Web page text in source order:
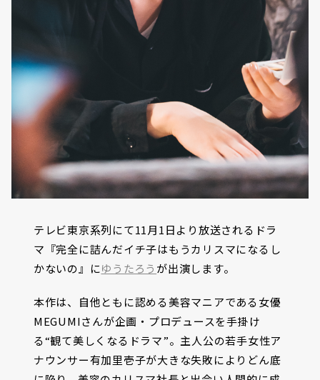
テレビ東京系列にて11月1日より放送されるドラ
マ『完全に詰んだイチ子はもうカリスマになるし
かないの』にゆうたろう が出演します。
本作は、自他ともに認める美容マニアである女優
MEGUMIさんが企画・プロデュースを手掛け
る“観て美しくなるドラマ”。主人公の若手女性ア
ナウンサー有加里壱子が大きな失敗によりどん底